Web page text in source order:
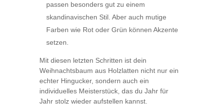
passen besonders gut zu einem
skandinavischen Stil. Aber auch mutige
Farben wie Rot oder Grün können Akzente
setzen.
Mit diesen letzten Schritten ist dein
Weihnachtsbaum aus Holzlatten nicht nur ein
echter Hingucker, sondern auch ein
individuelles Meisterstück, das du Jahr für
Jahr stolz wieder aufstellen kannst.